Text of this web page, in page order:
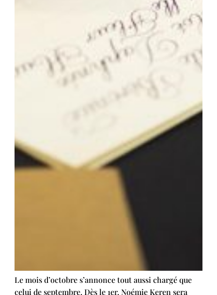
Le mois d’octobre s’annonce tout aussi chargé que
celui de septembre. Dès le 1er, Noémie Keren sera